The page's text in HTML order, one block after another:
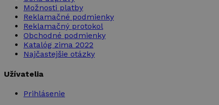
Možnosti platby
Reklamačné podmienky
Reklamačný protokol
Obchodné podmienky
Katalóg zima 2022
Najčastejšie otázky
Užívatelia
Prihlásenie